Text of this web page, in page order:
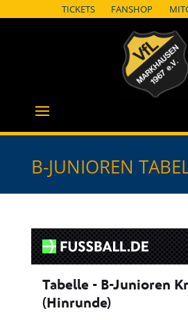
TICKETS FANSHOP
B-JUNIOREN